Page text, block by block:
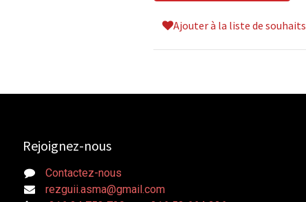
Ajouter à la liste de souhaits
Rejoignez-nous
Contactez-nous
rezguii.asma@gmail.com